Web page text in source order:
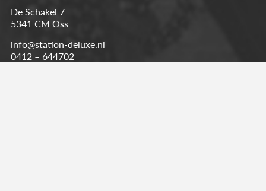
De Schakel 7
5341 CM Oss
info@station-deluxe.nl
0412 – 644702